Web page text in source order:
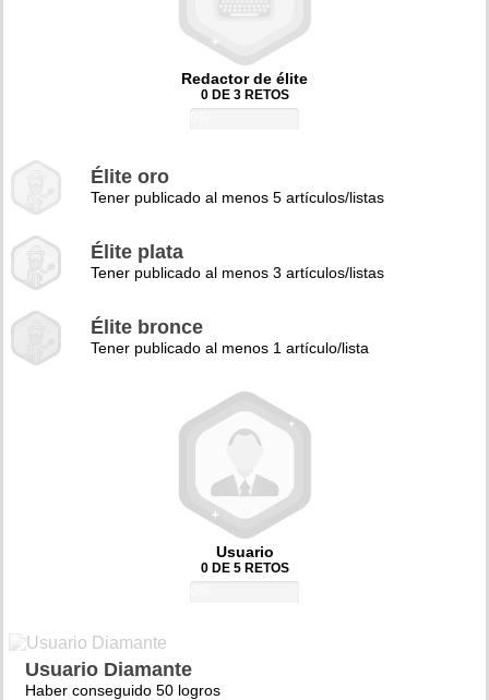
Redactor de élite
0 DE 3 RETOS
Élite oro
Tener publicado al menos 5 artículos/listas
Élite plata
Tener publicado al menos 3 artículos/listas
Élite bronce
Tener publicado al menos 1 artículo/lista
Usuario
0 DE 5 RETOS
Usuario Diamante
Haber conseguido 50 logros